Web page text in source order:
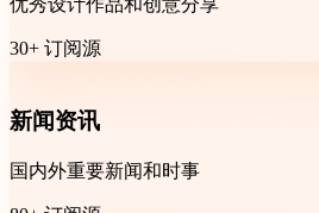
优秀设计作品和创意分享
30+ 订阅源
新闻资讯
国内外重要新闻和时事